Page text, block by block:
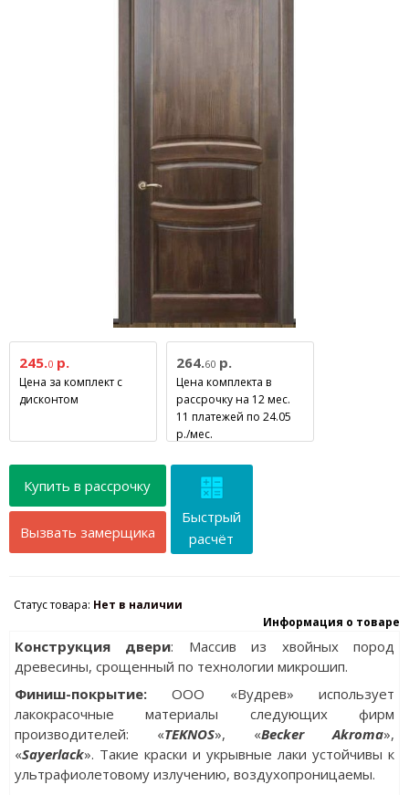
245.0р.
Цена за комплект с
дисконтом
264.60р.
Цена комплекта в
рассрочку на 12 мес.
11 платежей по 24.05
р./мес.
Купить в рассрочку
Вызвать замерщика
Быстрый
расчёт
Статус товара: Нет в наличии
Информация о товаре
Конструкция двери: Массив из хвойных пород
древесины, срощенный по технологии микрошип.
Финиш-покрытие:ООО «Вудрев» использует
лакокрасочные материалы следующих фирм
производителей: «TEKNOS», «Becker Akroma»,
«Sayerlack». Такие краски и укрывные лаки устойчивы к
ультрафиолетовому излучению, воздухопроницаемы.